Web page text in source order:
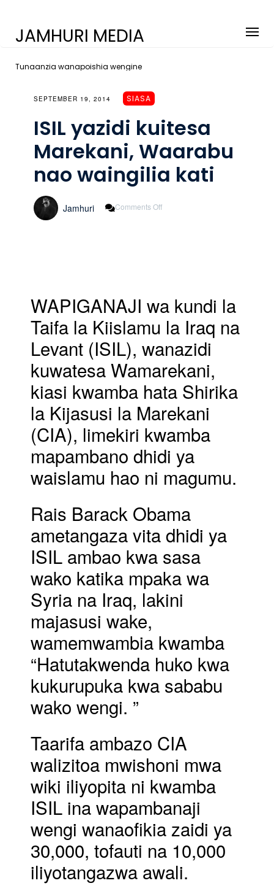
JAMHURI MEDIA
Tunaanzia wanapoishia wengine
SEPTEMBER 19, 2014 SIASA
ISIL yazidi kuitesa
Marekani, Waarabu
nao waingilia kati
Jamhuri Comments Off
WAPIGANAJI wa kundi la
Taifa la Kiislamu la Iraq na
Levant (ISIL), wanazidi
kuwatesa Wamarekani,
kiasi kwamba hata Shirika
la Kijasusi la Marekani
(CIA), limekiri kwamba
mapambano dhidi ya
waislamu hao ni magumu.
Rais Barack Obama
ametangaza vita dhidi ya
ISIL ambao kwa sasa
wako katika mpaka wa
Syria na Iraq, lakini
majasusi wake,
wamemwambia kwamba
“Hatutakwenda huko kwa
kukurupuka kwa sababu
wako wengi. ”
Taarifa ambazo CIA
walizitoa mwishoni mwa
wiki iliyopita ni kwamba
ISIL ina wapambanaji
wengi wanaofikia zaidi ya
30,000, tofauti na 10,000
iliyotangazwa awali.